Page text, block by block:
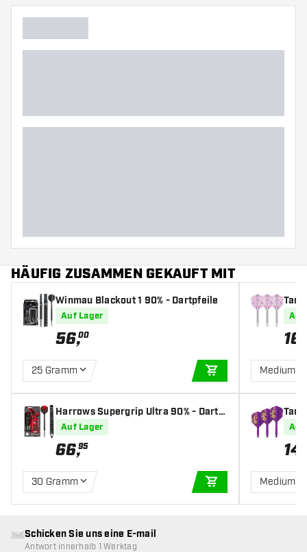
HÄUFIG ZUSAMMEN GEKAUFT MIT
Winmau Blackout 1 90% - Dartpfeile
Auf Lager
56,00
25 Gramm
IN DEN
Harrows Supergrip Ultra 90% - Dartp
feile
Auf Lager
66,95
30 Gramm
IN DEN
ris
Auf
16
Medium
Auf
14
Medium
Schicken Sie uns eine E-mail
Antwort innerhalb 1 Werktag